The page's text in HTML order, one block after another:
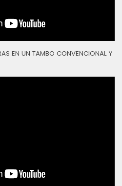
EN UN TAMBO CONVENCIONAL Y